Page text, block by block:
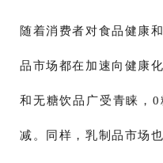
随着消费者对食品健康
品市场都在加速向健康
和无糖饮品广受青睐，
减。同样，乳制品市场